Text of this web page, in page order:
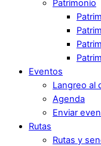
Patrimonio
Eventos
Langreo al
Agenda
Enviar
Rutas
Rutas y